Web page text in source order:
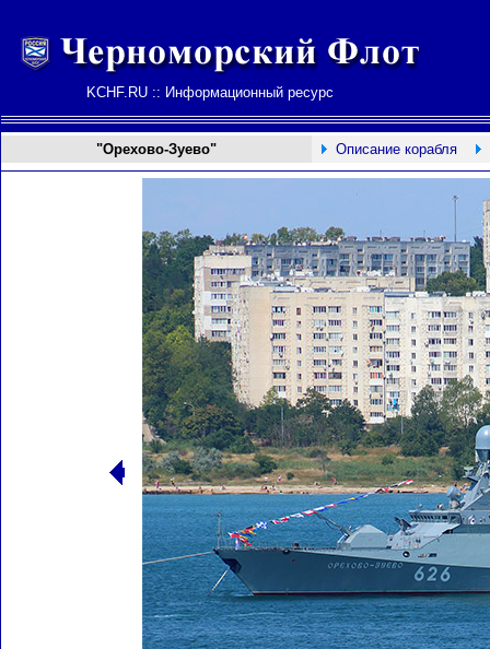
KCHF.RU :: Информационный ресурс
"Орехово-Зуево" Описание корабля